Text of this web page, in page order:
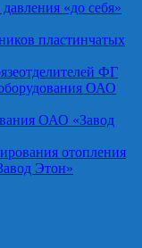
«до себя»
пластинчатых
ФГ
ОАО
ОАО «Завод
отопления
Этон»